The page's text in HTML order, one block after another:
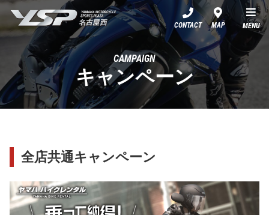
YSP名古屋西
CONTACT MAP MENU
CAMPAIGN
キャンペーン
全店共通キャンペーン